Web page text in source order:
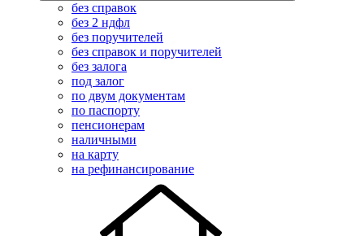
без справок
без 2 ндфл
без поручителей
без справок и поручителей
без залога
под залог
по двум документам
по паспорту
пенсионерам
наличными
на карту
на рефинансирование